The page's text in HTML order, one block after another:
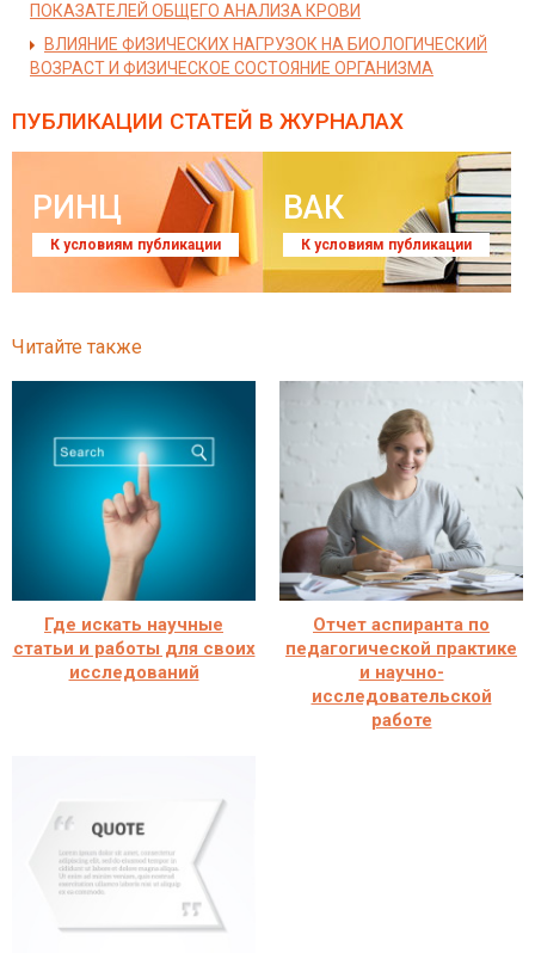
ПОКАЗАТЕЛЕЙ ОБЩЕГО АНАЛИЗА КРОВИ
ВЛИЯНИЕ ФИЗИЧЕСКИХ НАГРУЗОК НА БИОЛОГИЧЕСКИЙ
ВОЗРАСТ И ФИЗИЧЕСКОЕ СОСТОЯНИЕ ОРГАНИЗМА
ПУБЛИКАЦИИ СТАТЕЙ В ЖУРНАЛАХ
РИНЦ
К условиям публикации
ВАК
К условиям публикации
Читайте также
Где искать научные
статьи и работы для своих
исследований
Отчет аспиранта по
педагогической практике
и научно-
исследовательской
работе